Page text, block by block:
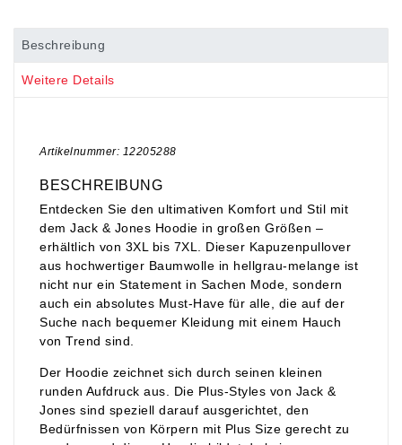
Beschreibung
Weitere Details
Artikelnummer: 12205288
BESCHREIBUNG
Entdecken Sie den ultimativen Komfort und Stil mit
dem Jack & Jones Hoodie in großen Größen –
erhältlich von 3XL bis 7XL. Dieser Kapuzenpullover
aus hochwertiger Baumwolle in hellgrau-melange ist
nicht nur ein Statement in Sachen Mode, sondern
auch ein absolutes Must-Have für alle, die auf der
Suche nach bequemer Kleidung mit einem Hauch
von Trend sind.
Der Hoodie zeichnet sich durch seinen kleinen
runden Aufdruck aus. Die Plus-Styles von Jack &
Jones sind speziell darauf ausgerichtet, den
Bedürfnissen von Körpern mit Plus Size gerecht zu